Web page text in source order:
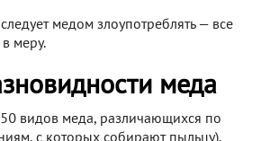
медом злоупотреблять — все
меру.
меда
50 видов меда, различающихся по
с которых собирают пыльцу).